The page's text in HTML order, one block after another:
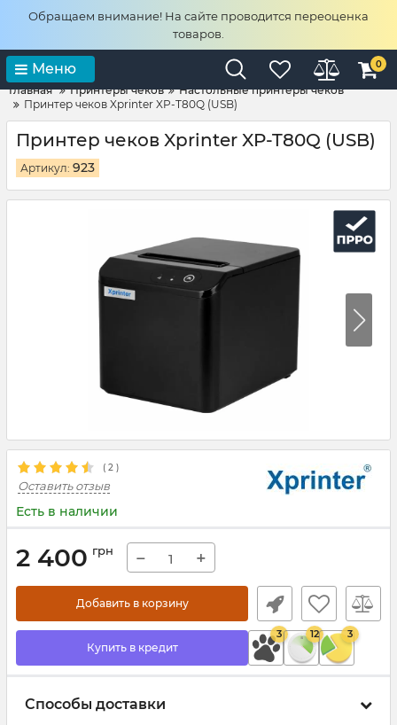
Обращаем внимание! На сайте проводится переоценка
товаров.
Меню 0
Главная Принтеры чеков
Настольные принтеры чеков
Принтер чеков Xprinter XP-T80Q (USB)
Принтер чеков Xprinter XP-T80Q (USB)
Артикул: 923
( 2 )
Оставить отзыв
Есть в наличии
2 400 грн − +
Добавить в корзину
Купить в кредит
3 12 3
Способы доставки